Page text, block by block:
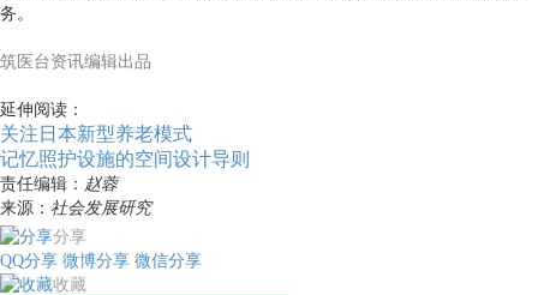
务。
筑医台资讯编辑出品
延伸阅读：
关注日本新型养老模式
记忆照护设施的空间设计导则
责任编辑： 赵蓉
来源： 社会发展研究
分享
QQ分享 微博分享 微信分享
收藏